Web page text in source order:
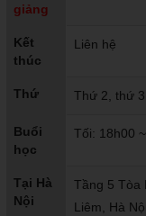
giảng
Kết
thúc
Liên hệ
Thứ Thứ 2, thứ 3
Buổi
học
Tối: 18h00
Tại Hà
Nội
Tầng 5 Tòa
Liêm, Hà Nội